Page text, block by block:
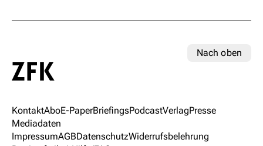
Nach oben
KontaktAboE-PaperBriefingsPodcastVerlagPresse
Mediadaten
ImpressumAGBDatenschutzWiderrufsbelehrung